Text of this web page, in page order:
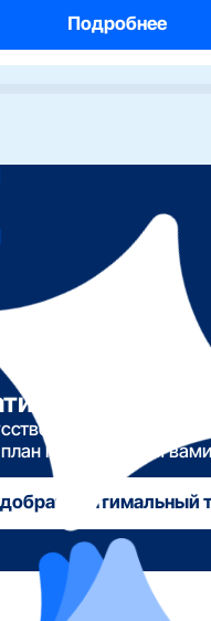
Подробнее
интеллект
по указанным
оптимальный